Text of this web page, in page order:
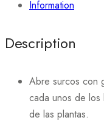
Information
Description
Abre surcos con
cada unos de los
de las plantas.